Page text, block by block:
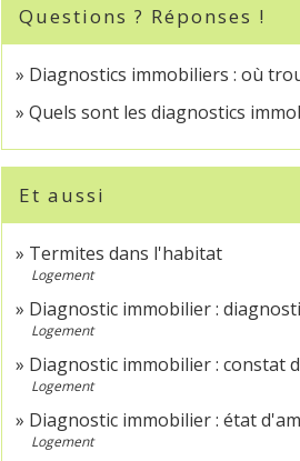
Questions ? Réponses !
Diagnostics immobiliers : où
Quels sont les diagnostics
Et aussi
Termites dans l'habitat
Logement
Diagnostic immobilier :
Logement
Diagnostic immobilier : constat
Logement
Diagnostic immobilier : état
Logement